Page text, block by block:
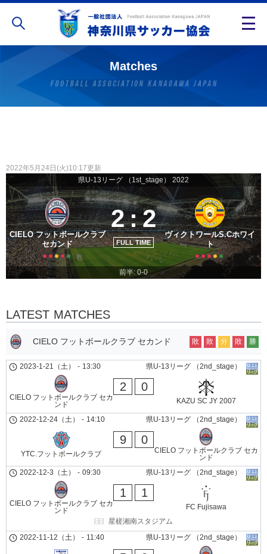
Matches
2022年5月24日(火)10:17更新
県U-13リーグ （1st_stage） 2022
CIELO フットボールクラブ
セカンド
2:2
FULL TIME
ヴィクトワールS.Cホワイ
ト
前半: 0-0
LATEST MATCHES
CIELO フットボールクラブ セカンド 敗 敗 分 敗 勝
県U-13リーグ （2nd_stage）
2023-1-21（土） - 13:30
CIELO フットボールクラブ セカ
ンド
2 0
KAZU SC JY 2007
県U-13リーグ （2nd_stage）
2022-12-24（土） - 14:10
YTC.フットボールクラブ
9 0
CIELO フットボールクラブ セカ
ンド
県U-13リーグ （2nd_stage）
2022-12-3（土） - 09:30
CIELO フットボールクラブ セカ
ンド
1 1
FC Fujisawa
星槎湘南スタジアム
県U-13リーグ （2nd_stage）
2022-11-12（土） - 11:40